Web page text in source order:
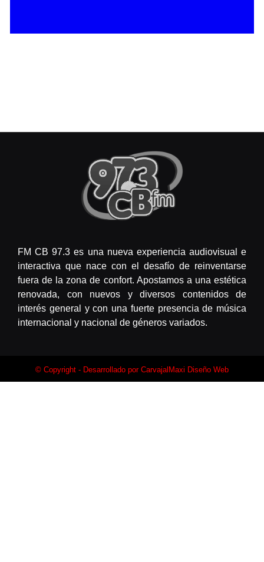
FM CB 97.3 es una nueva experiencia audiovisual e
interactiva que nace con el desafío de reinventarse
fuera de la zona de confort. Apostamos a una estética
renovada, con nuevos y diversos contenidos de
interés general y con una fuerte presencia de música
internacional y nacional de géneros variados.
© Copyright - Desarrollado por CarvajalMaxi Diseño Web